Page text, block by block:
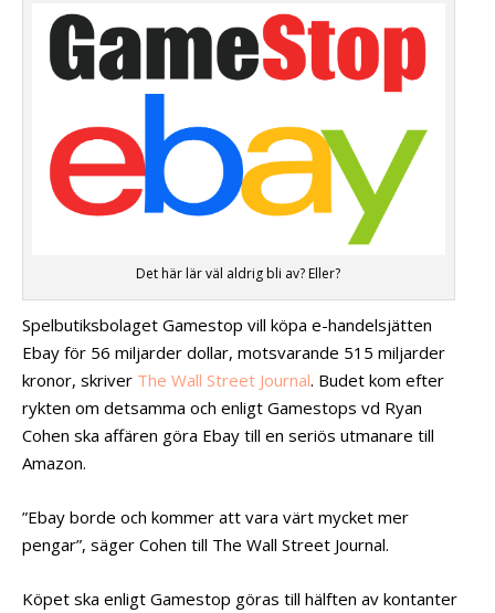
Det här lär väl aldrig bli av? Eller?
Spelbutiksbolaget Gamestop vill köpa e-handelsjätten
Ebay för 56 miljarder dollar, motsvarande 515 miljarder
kronor, skriver The Wall Street Journal. Budet kom efter
rykten om detsamma och enligt Gamestops vd Ryan
Cohen ska affären göra Ebay till en seriös utmanare till
Amazon.
”Ebay borde och kommer att vara värt mycket mer
pengar”, säger Cohen till The Wall Street Journal.
Köpet ska enligt Gamestop göras till hälften av kontanter